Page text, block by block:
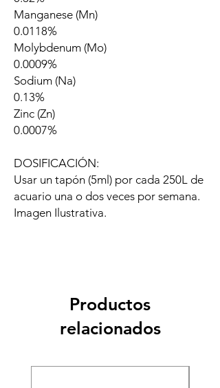
Manganese (Mn)
0.0118%
Molybdenum (Mo)
0.0009%
Sodium (Na)
0.13%
Zinc (Zn)
0.0007%
DOSIFICACIÓN:
Usar un tapón (5ml) por cada 250L de
acuario una o dos veces por semana.
Imagen Ilustrativa.
Productos
relacionados